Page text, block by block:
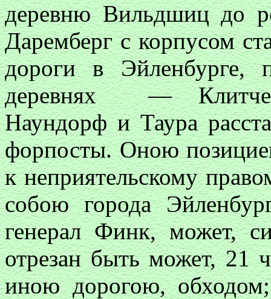
деревню Вильдшиц до
Даремберг с корпусом
дороги в Эйленбурге,
деревнях —
Наундорф и Таура
форпосты. Оною
к неприятельскому
собою города
генерал Финк, может,
отрезан быть может, 21
иною дорогою,